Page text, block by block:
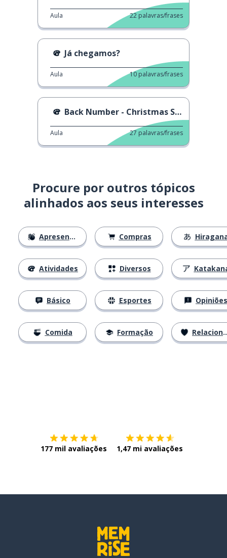
Aula 22 palavras/frases
Já chegamos?
Aula 10 palavras/frases
Back Number - Christmas Song
Aula 27 palavras/frases
Procure por outros tópicos
alinhados aos seus interesses
Apresentações
Atividades
Básico
Comida
Compras
Diversos
Esportes
Formação
Opiniões
Relacionamentos
177 mil avaliações 1,47 mi avaliações